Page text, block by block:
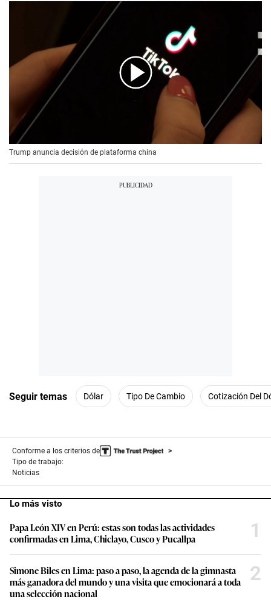
Trump anuncia decisión de plataforma china
Seguir temas Dólar Tipo De Cambio Cotización Del
Conforme a los criterios de
Tipo de trabajo:
Noticias
Lo más visto
Papa León XIV en Perú: estas son todas las actividades
confirmadas en Lima, Chiclayo, Cusco y Pucallpa
1
Simone Biles en Lima: paso a paso, la agenda de la gimnasta
más ganadora del mundo y una visita que emocionará a toda
una selección nacional
2